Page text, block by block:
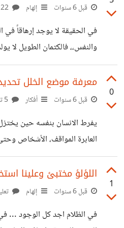
الى حال أخر تماماً في غضون
هذا العناء، ولا أظن أنها
كالشعرة لنمسكها منه ... اراها
التوسط في حل الامور وخلال
قبل 6 سنوات إلهام
في الحقيقة لا يوجد إرهاقاً في
والنفس،، فالكتمان الطويل لا
بالبوح فانه يزيل جبالاً من
خلف جدار قلبٍ لا يزال ينبض
يتحدث المرء عما يؤلمه، أن
وبين الامور التي لطالما
خشيوا البوح
0
معرفة موضع الخلل
قبل 6 سنوات أفكار
يفرط الانسان بنفسه حين يختزل
العابرة المواقف، الأشخاص
بمكاننا ناظرين للسماء مثبتين
مزدحمين بالأفكار .. ولكننا
سوى النظر،، نشبه أولئك
أنهكها غبار النسيان .. نسياننا
1
اللؤلؤ مختبئ وعلينا
قبل 6 سنوات إلهام
في الظلام اجد كل الوجود ...